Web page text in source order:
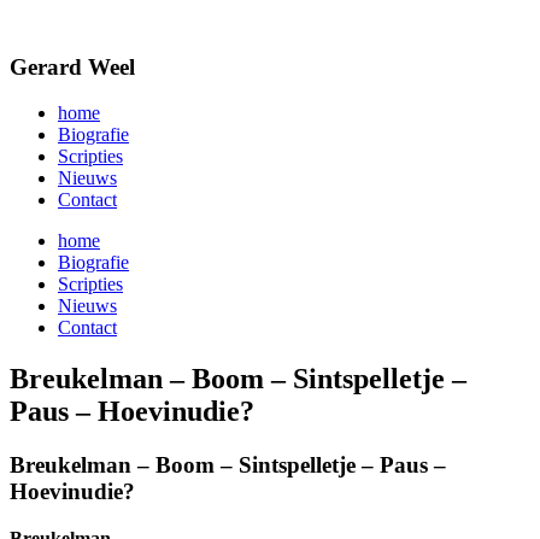
de
Gerard Weel
home
Biografie
Scripties
Nieuws
Contact
home
Biografie
Scripties
Nieuws
Contact
Breukelman – Boom – Sintspelletje –
Paus – Hoevinudie?
Breukelman – Boom – Sintspelletje – Paus –
Hoevinudie?